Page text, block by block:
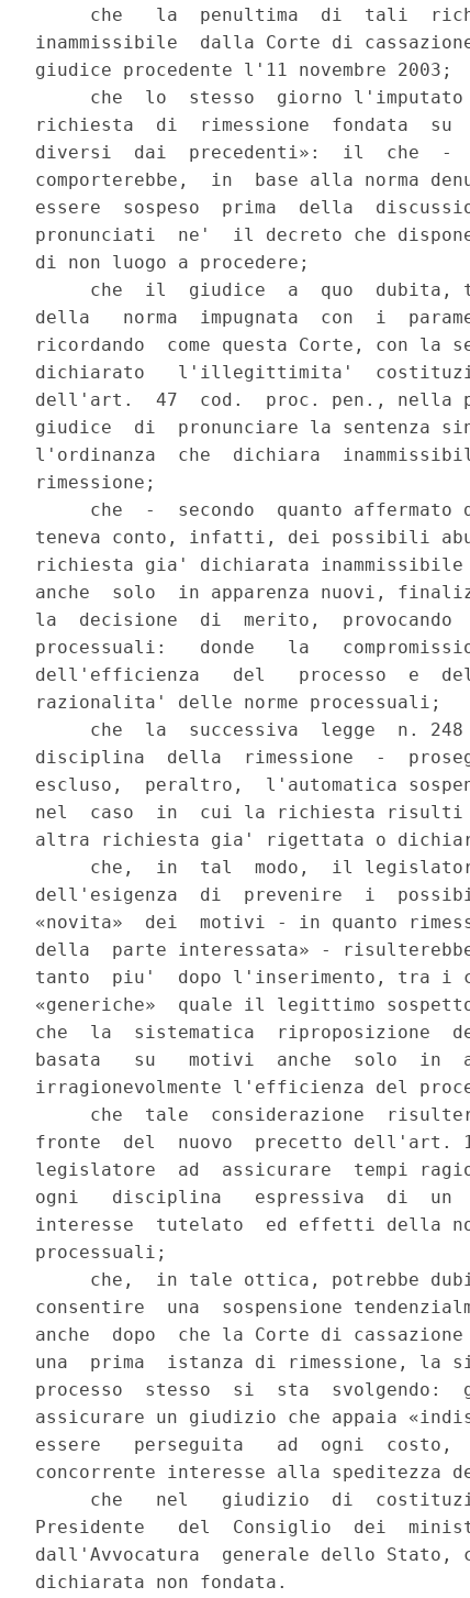
che   la  penultima  di  tali
inammissibile  dalla Corte di
giudice procedente l'11 novembre 2003;
che  lo  stesso  giorno
richiesta  di  rimessione  fondata  su
diversi  dai  precedenti»:  il  che  -
comporterebbe,  in  base alla norma
essere  sospeso  prima  della
pronunciati  ne'  il decreto che
di non luogo a procedere;
che  il  giudice  a  quo  dubita,
della   norma  impugnata  con  i
ricordando  come questa Corte, con la
dichiarato   l'illegittimita'
dell'art.  47  cod.  proc. pen., nella
giudice  di  pronunciare la sentenza
l'ordinanza  che  dichiara
rimessione;
che  -  secondo  quanto affermato
teneva conto, infatti, dei possibili
richiesta gia' dichiarata
anche  solo  in apparenza nuovi,
la  decisione  di  merito,
processuali:   donde   la
dell'efficienza   del   processo  e  del
razionalita' delle norme processuali;
che  la  successiva  legge  n.
disciplina  della  rimessione  -
escluso,  peraltro,  l'automatica
nel  caso  in  cui la richiesta risulti
altra richiesta gia' rigettata o
che,  in  tal  modo,  il
dell'esigenza  di  prevenire  i
«novita»  dei  motivi - in quanto
della  parte interessata» -
tanto  piu'  dopo l'inserimento, tra i
«generiche»  quale il legittimo
che  la  sistematica  riproposizione
basata   su   motivi  anche  solo  in
irragionevolmente l'efficienza del
che  tale  considerazione
fronte  del  nuovo  precetto dell'art.
legislatore  ad  assicurare  tempi
ogni   disciplina   espressiva  di  un
interesse  tutelato  ed effetti della
processuali;
che,  in tale ottica, potrebbe
consentire  una  sospensione
anche  dopo  che la Corte di
una  prima  istanza di rimessione, la
processo  stesso  si  sta  svolgendo:
assicurare un giudizio che appaia
essere   perseguita   ad  ogni  costo,
concorrente interesse alla
che   nel   giudizio  di
Presidente   del  Consiglio  dei
dall'Avvocatura  generale dello Stato,
dichiarata non fondata.